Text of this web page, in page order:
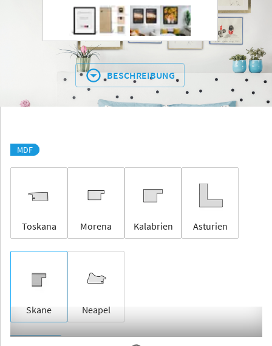
BESCHREIBUNG
MDF
Toskana Morena Kalabrien Asturien
Skane Neapel